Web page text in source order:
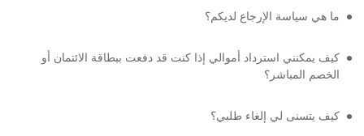
ما هي سياسة الإرجاع لديكم؟
كيف يمكنني استرداد أموالي إذا كنت قد دفعت ببطاقة الائتمان أو
الخصم المباشر؟
كيف يتسنى لي إلغاء طلبي؟